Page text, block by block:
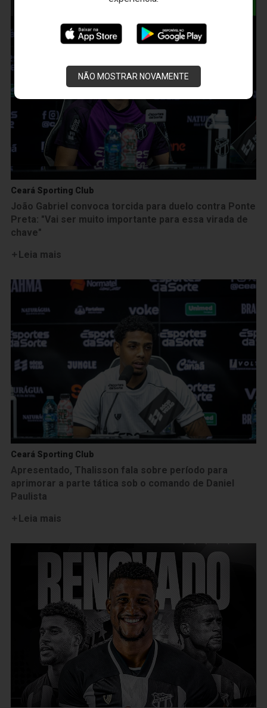
NÃO MOSTRAR NOVAMENTE
NOTÍCIAS RELACIONADAS
Ceará Sporting Club
João Gabriel convoca torcida para duelo contra Ponte
Preta: "Vai ser muito importante para essa virada de
chave"
Leia mais
Ceará Sporting Club
Apresentado, Thalisson fala sobre período para
aprimorar a parte tática sob o comando de Daniel
Paulista
Leia mais